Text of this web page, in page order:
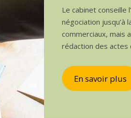
Le cabinet conseille
négociation jusqu’à
commerciaux, mais
rédaction des actes
En savoir plus